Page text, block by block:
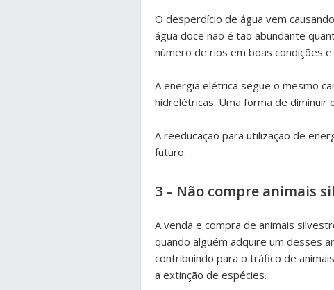
O desperdício de água vem
água doce não é tão abundante
número de rios em boas condições
A energia elétrica segue o mesmo
hidrelétricas. Uma forma de diminuir
A reeducação para utilização de
futuro.
3 – Não compre animais
A venda e compra de animais
quando alguém adquire um desses
contribuindo para o tráfico de
a extinção de espécies.